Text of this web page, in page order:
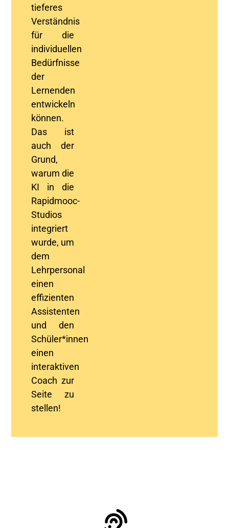
tieferes
Verständnis
für die
individuellen
Bedürfnisse
der
Lernenden
entwickeln
können.
Das ist
auch der
Grund,
warum die
KI in die
Rapidmooc-
Studios
integriert
wurde, um
dem
Lehrpersonal
einen
effizienten
Assistenten
und den
Schüler*innen
einen
interaktiven
Coach zur
Seite zu
stellen!